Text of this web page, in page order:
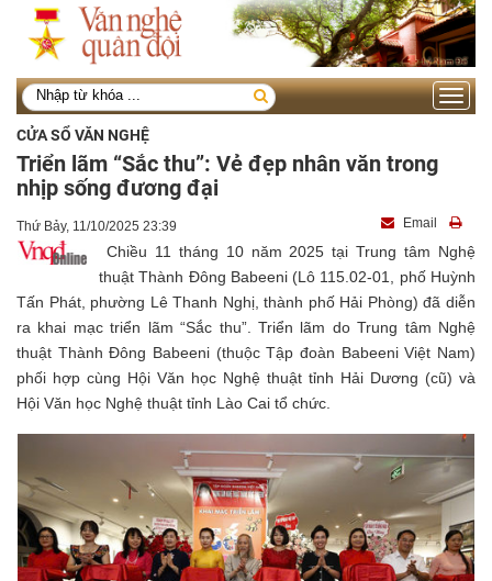
Toggle
CỬA SỔ VĂN NGHỆ
Triển lãm “Sắc thu”: Vẻ đẹp nhân văn trong
nhịp sống đương đại
Thứ Bảy, 11/10/2025 23:39 Email
Chiều 11 tháng 10 năm 2025 tại Trung tâm Nghệ
thuật Thành Đông Babeeni (Lô 115.02-01, phố Huỳnh
Tấn Phát, phường Lê Thanh Nghị, thành phố Hải Phòng) đã diễn
ra khai mạc triển lãm “Sắc thu”. Triển lãm do Trung tâm Nghệ
thuật Thành Đông Babeeni (thuộc Tập đoàn Babeeni Việt Nam)
phối hợp cùng Hội Văn học Nghệ thuật tỉnh Hải Dương (cũ) và
Hội Văn học Nghệ thuật tỉnh Lào Cai tổ chức.